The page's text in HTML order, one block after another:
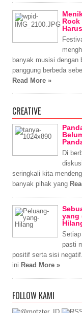
Rock
banyak musisi dengan
panggung berbeda
Read More »
CREATIVE
Di
seringkali kita
banyak pihak yang
yang
pasti
positif serta sisi
ini Read More »
FOLLOW KAMI